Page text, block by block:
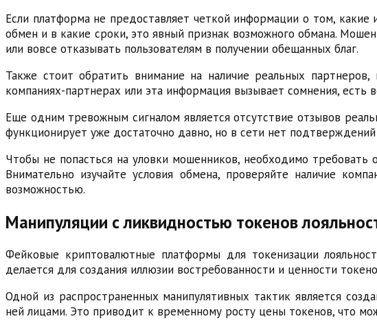
Если платформа не предоставляет четкой информации о том,
обмен и в какие сроки, это явный признак возможного обмана.
или вовсе отказывать пользователям в получении обещанных благ.
Также стоит обратить внимание на наличие реальных
компаниях-партнерах или эта информация вызывает сомнения,
Еще одним тревожным сигналом является отсутствие отзывов
функционирует уже достаточно давно, но в сети нет
Чтобы не попасться на уловки мошенников, необходимо
Внимательно изучайте условия обмена, проверяйте наличие
возможностью.
Манипуляции с ликвидностью токенов
Фейковые криптовалютные платформы для токенизации
делается для создания иллюзии востребованности и ценности
Одной из распространенных манипулятивных тактик является
ней лицами. Это приводит к временному росту цены токенов, что